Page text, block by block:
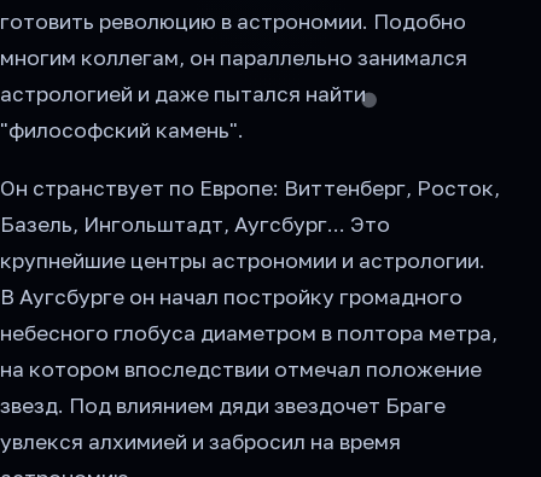
готовить революцию в астрономии. Подобно
многим коллегам, он параллельно занимался
астрологией и даже пытался найти
"философский камень".
Он странствует по Европе: Виттенберг, Росток,
Базель, Ингольштадт, Аугсбург... Это
крупнейшие центры астрономии и астрологии.
В Аугсбурге он начал постройку громадного
небесного глобуса диаметром в полтора метра,
на котором впоследствии отмечал положение
звезд. Под влиянием дяди звездочет Браге
увлекся алхимией и забросил на время